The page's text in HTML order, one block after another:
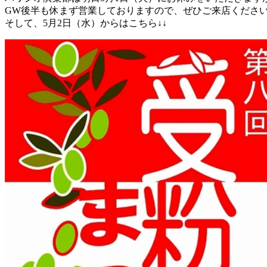
GW後半も休まず営業しておりますので、ぜひご来店くださ
そして、5月2日（水）からはこちら↓↓